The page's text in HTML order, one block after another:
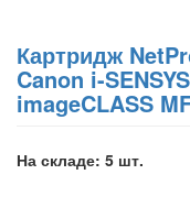
Картридж
Canon i-
imageCLASS
На складе: 5 шт.